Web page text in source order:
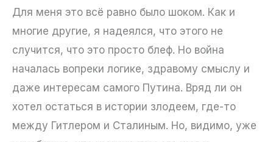
Для меня это всё равно было шоком. Как и
многие другие, я надеялся, что этого не
случится, что это просто блеф. Но война
началась вопреки логике, здравому смыслу и
даже интересам самого Путина. Вряд ли он
хотел остаться в истории злодеем, где-то
между Гитлером и Сталиным. Но, видимо, уже